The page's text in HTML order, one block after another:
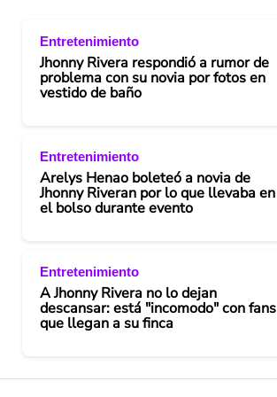
Entretenimiento
Jhonny Rivera respondió a rumor de
problema con su novia por fotos en
vestido de baño
Entretenimiento
Arelys Henao boleteó a novia de
Jhonny Riveran por lo que llevaba en
el bolso durante evento
Entretenimiento
A Jhonny Rivera no lo dejan
descansar: está "incomodo" con fans
que llegan a su finca